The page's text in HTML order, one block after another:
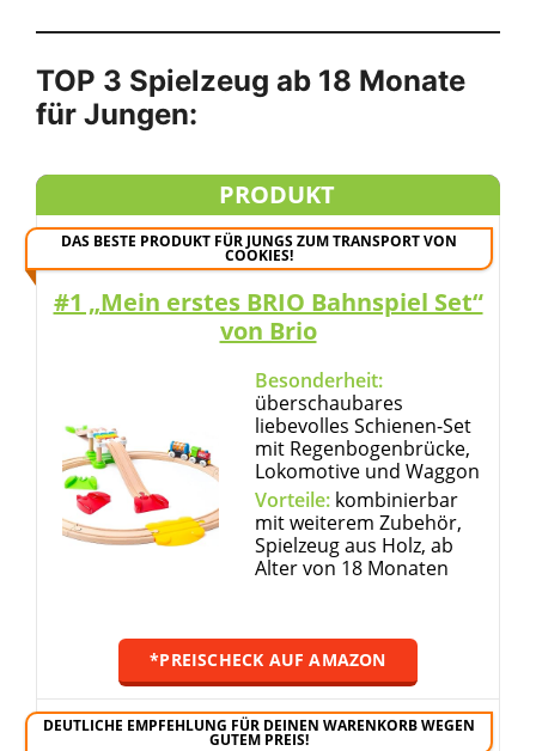
TOP 3 Spielzeug ab 18 Monate
für Jungen:
PRODUKT
DAS BESTE PRODUKT FÜR JUNGS ZUM TRANSPORT VON
COOKIES!
#1 „Mein erstes BRIO Bahnspiel Set“
von Brio
Besonderheit:
überschaubares
liebevolles Schienen-Set
mit Regenbogenbrücke,
Lokomotive und Waggon
Vorteile: kombinierbar
mit weiterem Zubehör,
Spielzeug aus Holz, ab
Alter von 18 Monaten
*PREISCHECK AUF AMAZON
DEUTLICHE EMPFEHLUNG FÜR DEINEN WARENKORB WEGEN
GUTEM PREIS!